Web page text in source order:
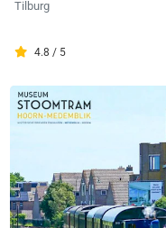
Tilburg
4.8 / 5